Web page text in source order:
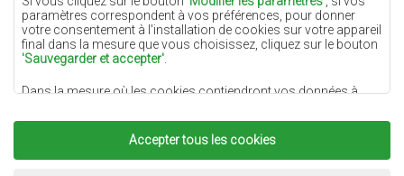
paramètres correspondent à vos préférences, pour donner
votre consentement à l'installation de cookies sur votre appareil
final dans la mesure que vous choisissez, cliquez sur le bouton
'Sauvegarder et accepter'
Dans la mesure où les cookies contiendront vos données à
du responsable du traitement des données (DYWANYCHEMEX)
ou de tiers sous la forme de la fourniture de services de haute
qualité sur notre site Web et des activités de marketing du
responsable du traitement des données et de ses Partenaires de
Accepter tous les cookies
Tapis gris
Tapis terre cuite
Tapis dorés